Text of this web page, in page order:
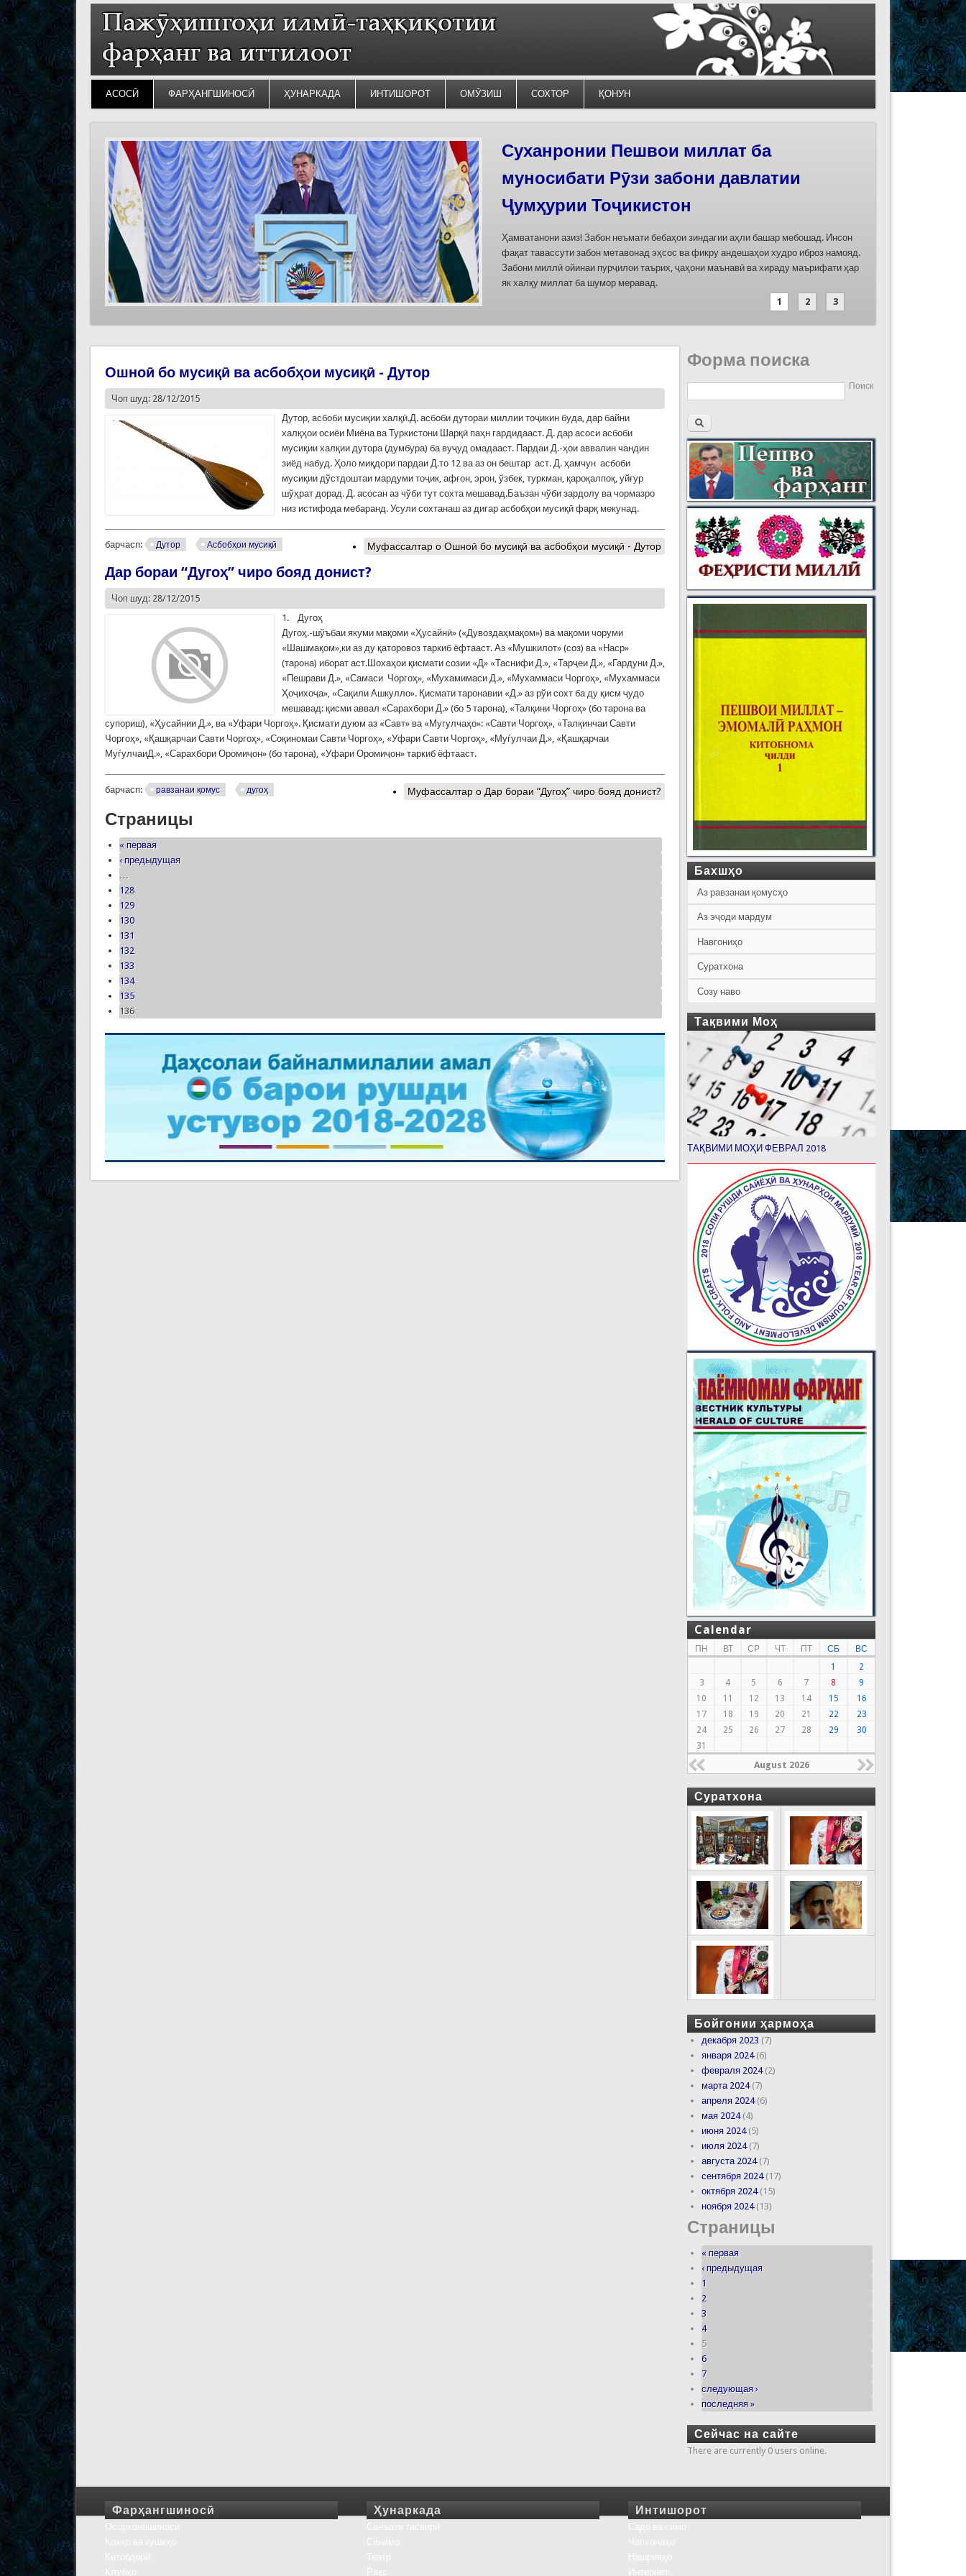
АСОСӢ ФАРҲАНГШИНОСӢ ҲУНАРКАДА ИНТИШОРОТ ОМӮЗИШ СОХТОР ҚОНУН
Силсилаи ёдгориҳои роҳи абрешим
барои сабт дар феҳристи ЮНЕСКО
омода мешаванд
Дар бахшҳои семинар вазъи омодасозии ҳуҷҷатҳои номинатсияҳои муштараки
кишварҳои Осиёи Марказӣ, аз он ҷумла номинатсияи “Роҳи абрешим: гузаргоҳи
минтақавии Фарғона-Сирдарё», ки аз ҷониби ҷумҳуриҳои Қазоқистон, Қирғизистон,
Тоҷикистон ва Ўзбекистон пешниҳод хоҳад шуд
1
2 3
Ошноӣ бо мусиқӣ ва асбобҳои мусиқӣ - Дутор
Чоп шуд: 28/12/2015
Дутор, асбоби мусиқии халқӣ.Д. асбоби дутораи миллии тоҷикин буда, дар байни
халқҳои осиёи Миёна ва Туркистони Шарқӣ паҳн гардидааст. Д. дар асоси асбоби
мусиқии халқии дутора (думбура) ба вуҷуд омадааст. Пардаи Д.-ҳои аввалин чандин
зиёд набуд. Ҳоло миқдори пардаи Д.то 12 ва аз он бештар аст. Д. ҳамчун асбоби
мусиқии дўстдоштаи мардуми тоҷик, афғон, эрон, ўзбек, туркман, қароқалпоқ, уйғур
шўҳрат дорад. Д. асосан аз чўби тут сохта мешавад.Баъзан чўби зардолу ва чормазро
низ истифода мебаранд. Усули сохтанаш аз дигар асбобҳои мусиқӣ фарқ мекунад.
барчасп: Дутор Асбобҳои мусиқӣ Муфассалтар о Ошноӣ бо мусиқӣ ва асбобҳои мусиқӣ - Дутор
Дар бораи “Дугоҳ” чиро бояд донист?
Чоп шуд: 28/12/2015
1. Дугоҳ
Дугоҳ.-шўъбаи якуми мақоми «Ҳусайнӣ» («Дувоздаҳмақом») ва мақоми чоруми
«Шашмақом»,ки аз ду қаторовоз таркиб ёфтааст. Аз «Мушкилот» (соз) ва «Наср»
(тарона) иборат аст.Шохаҳои қисмати созии «Д» «Таснифи Д.», «Тарҷеи Д.», «Гардуни Д.»,
«Пешрави Д.», «Самаси Чоргоҳ», «Мухамимаси Д.», «Мухаммаси Чоргоҳ», «Мухаммаси
Ҳоҷихоҷа», «Сақили Ашкулло». Қисмати таронавии «Д.» аз рўи сохт ба ду қисм ҷудо
мешавад: қисми аввал «Сарахбори Д.» (бо 5 тарона), «Талқини Чоргоҳ» (бо тарона ва
супориш), «Ҳусайнии Д.», ва «Уфари Чоргоҳ». Қисмати дуюм аз «Савт» ва «Мугулчаҳо»: «Савти Чоргоҳ», «Талқинчаи Савти
Чоргоҳ», «Қашқарчаи Савти Чоргоҳ», «Соқиномаи Савти Чоргоҳ», «Уфари Савти Чоргоҳ», «Муѓулчаи Д.», «Қашқарчаи
МуѓулчаиД.», «Сарахбори Оромиҷон» (бо тарона), «Уфари Оромиҷон» таркиб ёфтааст.
барчасп: равзанаи қомус дугоҳ Муфассалтар о Дар бораи “Дугоҳ” чиро бояд донист?
Страницы
« первая
‹ предыдущая
…
128
129
130
131
132
133
134
135
136
Форма поиска
Поиск
Бахшҳо
Аз равзанаи қомусҳо
Аз эҷоди мардум
Навгониҳо
Суратхона
Созу наво
Тақвими Моҳ
ТАҚВИМИ МОҲИ ФЕВРАЛ 2018
Calendar
ПН ВТ СР ЧТ ПТ СБ
ВС
1
2
3
4 5 6 7 8
9
10
11 12 13 14 15
16
17
18 19 20 21 22
23
24
25 26 27 28 29
30
31
August 2026
Суратхона
Бойгонии ҳармоҳа
декабря 2023 (7)
января 2024(6)
февраля 2024(2)
марта 2024(7)
апреля 2024(6)
мая 2024(4)
июня 2024(5)
июля 2024(7)
августа 2024(7)
сентября 2024(17)
октября 2024(15)
ноября 2024(13)
Страницы
« первая
‹ предыдущая
1
2
3
4
5
6
7
следующая ›
последняя »
Сейчас на сайте
There are currently 0 users online.
Фарҳангшиносӣ Ҳунаркада Интишорот